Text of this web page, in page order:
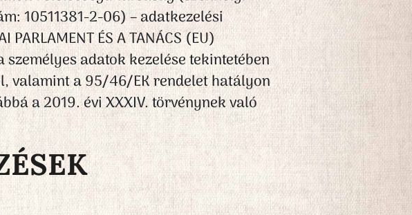
10511381-2-06) – adatkezelési
ÉS A TANÁCS (EU)
személyes adatok kezelése tekintetében
valamint a 95/46/EK rendelet hatályon
a 2019. évi XXXIV. törvénynek való